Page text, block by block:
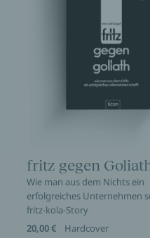
fritz gegen
Wie man aus dem Nichts ein
erfolgreiches Unternehmen
fritz-kola-Story
20,00 €
Hardcover